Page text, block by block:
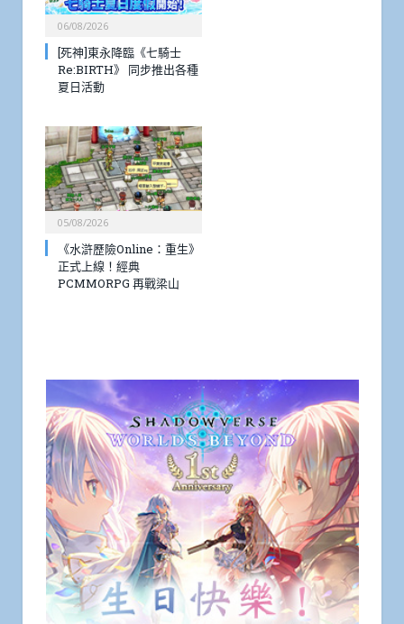
06/08/2026
[死神]東永降臨《七騎士
Re:BIRTH》 同步推出各種
夏日活動
05/08/2026
《水滸歷險Online：重生》
正式上線！經典
PCMMORPG 再戰梁山